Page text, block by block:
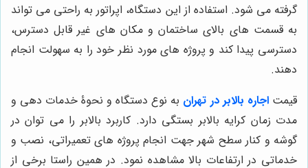
گرفته می شود. استفاده از این دستگاه، اپراتور به راحتی می تواند
به قسمت های بالای ساختمان و مکان های غیر قابل دسترس،
دسترسی پیدا کند و پروژه های مورد نظر خود را به سهولت انجام
دهند.
قیمتاجاره بالابر در تهران به نوع دستگاه و نحوۀ خدمات دهی و
مدت زمان کرایه بالابر بستگی دارد. کاربرد بالابر را می توان در
گوشه و کنار سطح شهر جهت انجام پروژه های تعمیراتی، نصب و
خدماتی در ارتفاعات بالا مشاهده نمود. در همین راستا برخی از